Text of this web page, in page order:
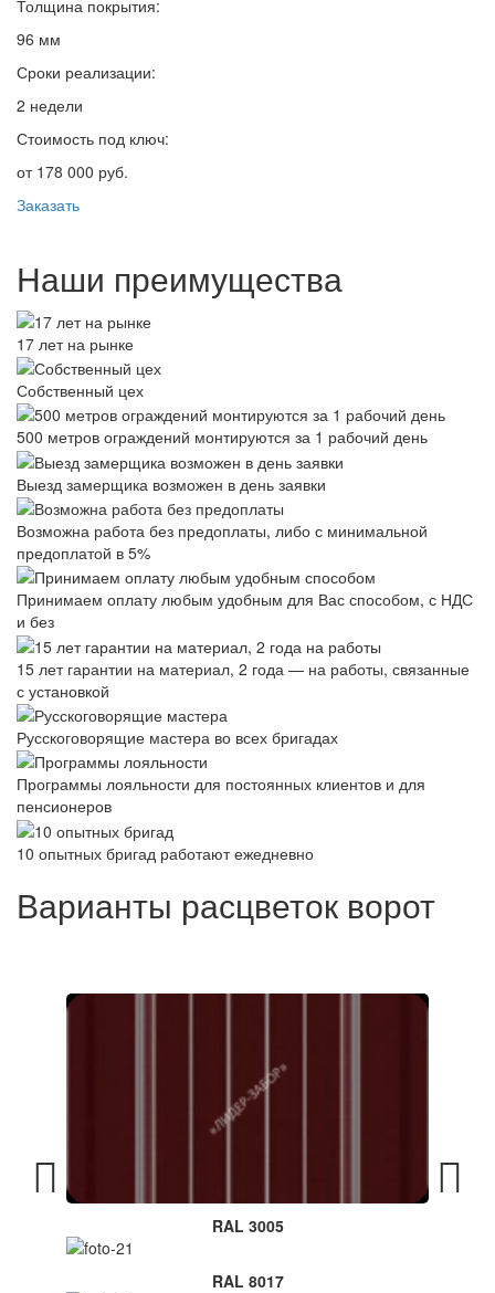
Толщина покрытия:
96 мм
Сроки реализации:
2 недели
Стоимость под ключ:
от 178 000 руб.
Заказать
Наши преимущества
17 лет на рынке
Собственный цех
500 метров ограждений монтируются за 1 рабочий день
Выезд замерщика возможен в день заявки
Возможна работа без предоплаты, либо с минимальной
предоплатой в 5%
Принимаем оплату любым удобным для Вас способом, с НДС
и без
15 лет гарантии на материал, 2 года — на работы, связанные
с установкой
Русскоговорящие мастера во всех бригадах
Программы лояльности для постоянных клиентов и для
пенсионеров
10 опытных бригад работают ежедневно
Варианты расцветок ворот
RAL 3005
RAL 8017